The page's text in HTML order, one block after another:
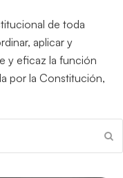
de toda
aplicar y
y eficaz la función
por la Constitución,